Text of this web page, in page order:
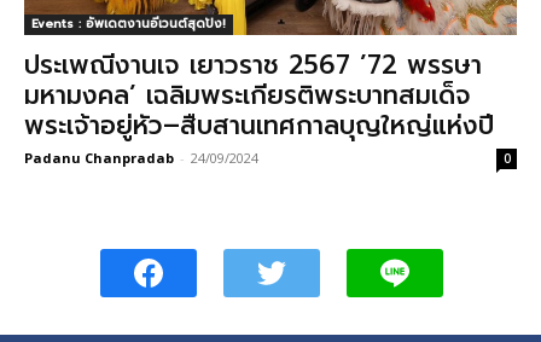
Events : อัพเดตงานอีเวนต์สุดปัง!
ประเพณีงานเจ เยาวราช 2567 ’72 พรรษา
มหามงคล’ เฉลิมพระเกียรติพระบาทสมเด็จ
พระเจ้าอยู่หัว–สืบสานเทศกาลบุญใหญ่แห่งปี
Padanu Chanpradab - 24/09/2024 0